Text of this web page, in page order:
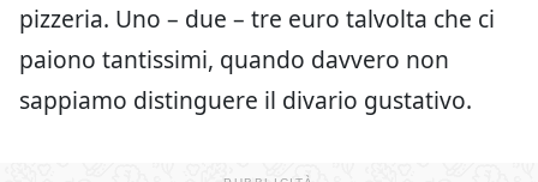
pizzeria. Uno – due – tre euro talvolta che ci
paiono tantissimi, quando davvero non
sappiamo distinguere il divario gustativo.